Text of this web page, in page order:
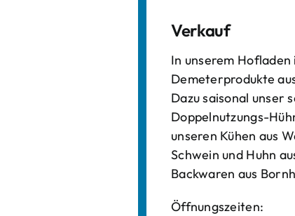
Verkauf
In unserem
Demeterprodukte
Dazu saisonal unser
Doppelnutzungs-
unseren Kühen aus
Schwein und Huhn
Backwaren aus
Öffnungszeiten: